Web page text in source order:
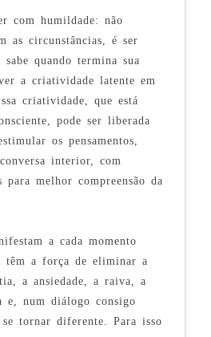
com humildade: não
as circunstâncias, é ser
sabe quando termina sua
a criatividade latente em
criatividade, que está
pode ser liberada
os pensamentos,
interior, com
para melhor compreensão da
a cada momento
têm a força de eliminar a
a ansiedade, a raiva, a
e, num diálogo consigo
tornar diferente. Para isso